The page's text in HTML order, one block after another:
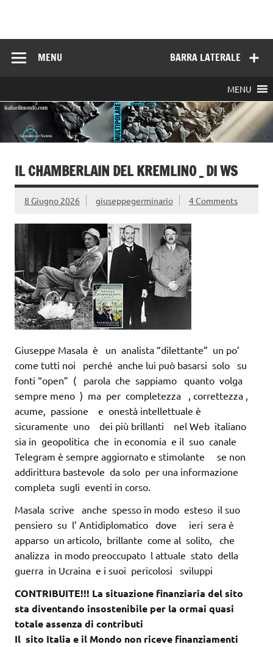
BARRA LATERALE
MENU
MENU
IL CHAMBERLAIN DEL KREMLINO _ DI WS
8 Giugno 2026 giuseppegerminario 4 Comments
Giuseppe Masala è un analista “dilettante” un po’
come tutti noi perché anche lui può basarsi solo su
fonti “open” ( parola che sappiamo quanto volga
sempre meno ) ma per completezza , correttezza ,
acume, passione e onestà intellettuale è
sicuramente uno dei più brillanti nel Web italiano
sia in geopolitica che in economia e il suo canale
Telegram è sempre aggiornato e stimolante se non
addirittura bastevole da solo per una informazione
completa sugli eventi in corso.
Masala scrive anche spesso in modo esteso il suo
pensiero su l’ Antidiplomatico dove ieri sera è
apparso un articolo, brillante come al solito, che
analizza in modo preoccupato l attuale stato della
guerra in Ucraina e i suoi pericolosi sviluppi
CONTRIBUITE!!! La situazione finanziaria del sito
sta diventando insostenibile per la ormai quasi
totale assenza di contributi
Il sito Italia e il Mondo non riceve finanziamenti